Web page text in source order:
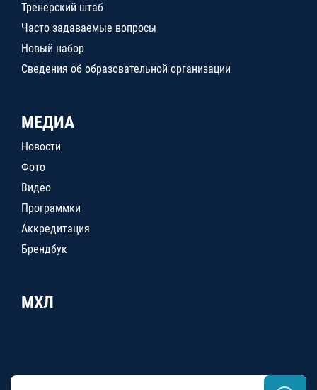
Тренерский штаб
Часто задаваемые вопросы
Новый набор
Сведения об образовательной организации
МЕДИА
Новости
Фото
Видео
Программки
Аккредитация
Брендбук
МХЛ